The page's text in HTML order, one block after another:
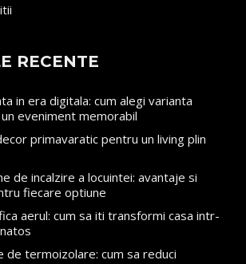
RECENTE
in era digitala: cum alegi varianta
eveniment memorabil
primavaratic pentru un living plin
de incalzire a locuintei: avantaje si
fiecare optiune
aerul: cum sa iti transformi casa intr-
de termoizolare: cum sa reduci